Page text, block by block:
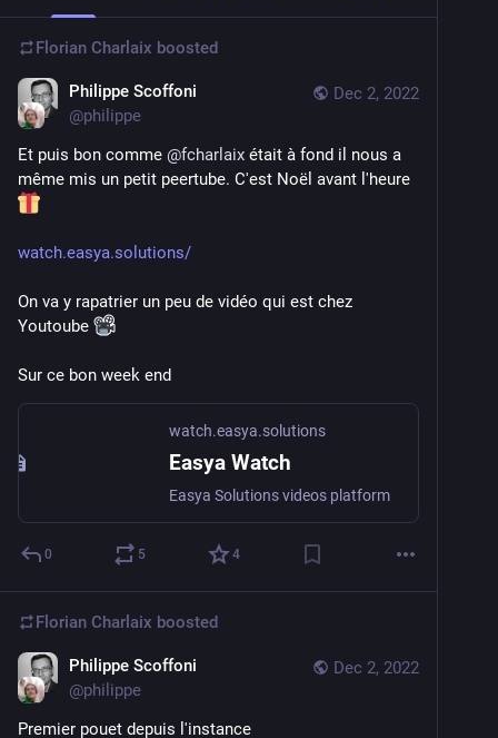
Florian Charlaix boosted
Dec 2, 2022
Philippe Scoffoni
@philippe
Et puis bon comme @fcharlaix était à fond il nous a
même mis un petit peertube. C'est Noël avant l'heure
watch.easya.solutions/
On va y rapatrier un peu de vidéo qui est chez
Youtoube
Sur ce bon week end
watch.easya.solutions
Easya Watch
Easya Solutions videos platform
0 5 4
Florian Charlaix boosted
Dec 2, 2022
Philippe Scoffoni
@philippe
Premier pouet depuis l'instance